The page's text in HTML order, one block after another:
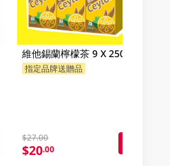
維他錫蘭檸檬茶 9 X 250ML
指定品牌送贈品
$27.00
$20.00